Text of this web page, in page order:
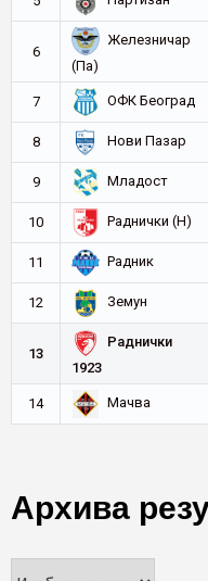
6
Железничар
(Па)
7 ОФК Београд
8 Нови Пазар
9 Младост
10 Раднички (Н)
11 Радник
12 Земун
13
Раднички
1923
14 Мачва
Архива